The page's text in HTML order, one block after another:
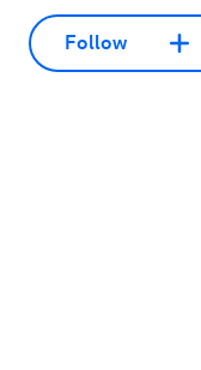
Follow